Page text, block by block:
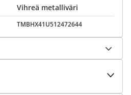
Vihreä metalliväri
TMBHX41U512472644